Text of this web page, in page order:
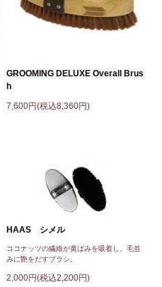
GROOMING DELUXE Overall Brus
h
7,600円(税込8,360円)
HAAS シメル
ココナッツの繊維が黄ばみを吸着し、毛並
みに艶をだすブラシ。
2,000円(税込2,200円)